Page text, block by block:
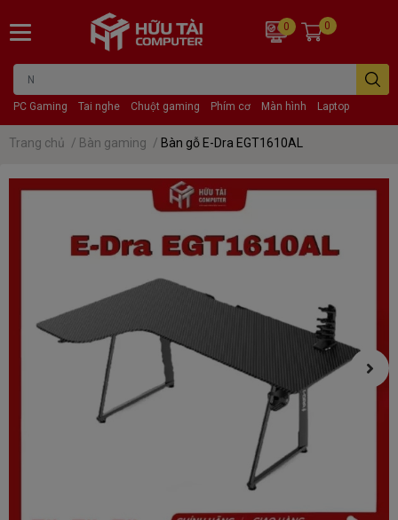
PC Gaming Tai nghe Chuột gaming Phím cơ Màn hình Laptop
0 0
Trang chủ / Bàn gaming / Bàn gỗ E-Dra EGT1610AL